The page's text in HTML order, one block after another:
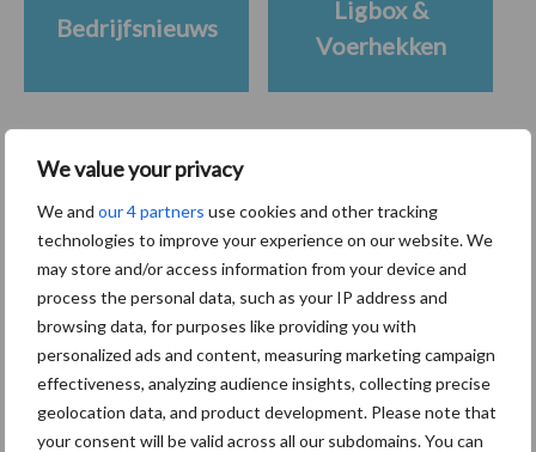
We value your privacy
We and our 4 partners use cookies and other tracking
technologies to improve your experience on our website. We
may store and/or access information from your device and
process the personal data, such as your IP address and
browsing data, for purposes like providing you with
personalized ads and content, measuring marketing campaign
effectiveness, analyzing audience insights, collecting precise
geolocation data, and product development. Please note that
your consent will be valid across all our subdomains. You can
Primaire
Sidebar
Recent nieuws Partner nieuws
7 aug
Grondstoffenmarkt blijft grillig:
droogte en geopolitiek houden
handel in de greep
Bedrijfsnieuws
Ligbox &
Voerhekken
Toon meer